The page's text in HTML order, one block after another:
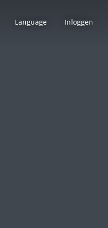
Language Inloggen